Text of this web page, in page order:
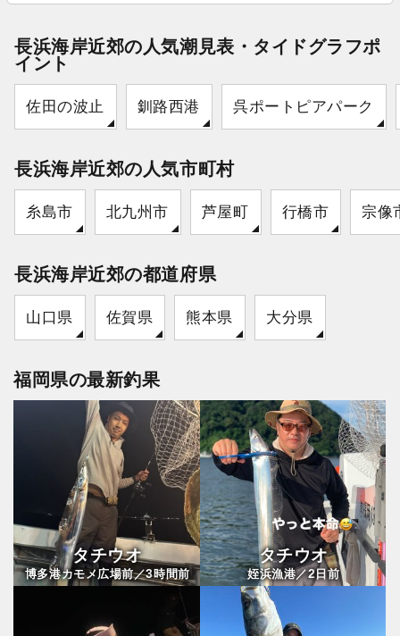
長浜海岸近郊の人気潮見表・タイドグラフポ
イント
佐田の波止 釧路西港 呉ポートピアパーク
長浜海岸近郊の人気市町村
糸島市 北九州市 芦屋町 行橋市 宗像
長浜海岸近郊の都道府県
山口県 佐賀県 熊本県 大分県
福岡県の最新釣果
タチウオ
博多港カモメ広場前／3時間前
タチウオ
姪浜漁港／2日前